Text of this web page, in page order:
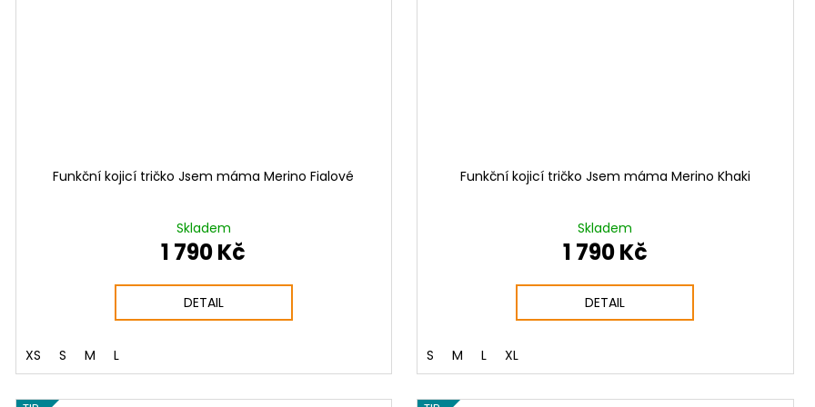
Funkční kojicí tričko Jsem máma Merino Fialové
Skladem
1 790 Kč
DETAIL
XS S M L
Funkční kojicí tričko Jsem máma Merino Khaki
Skladem
1 790 Kč
DETAIL
S M L XL